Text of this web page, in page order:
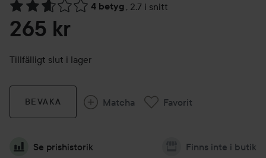
4 betyg , 2.7 i snitt
Hoppa till Betyg & kommentarer
265 kr
Tillfälligt slut i lager
BEVAKA Matcha Favorit
Se prishistorik Finns inte i butik